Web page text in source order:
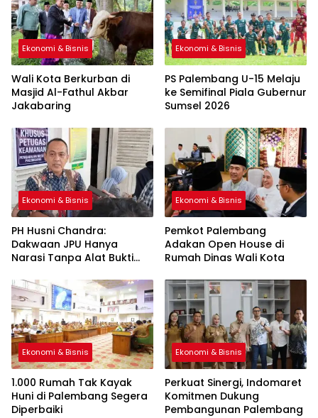
Ekonomi & Bisnis
Wali Kota Berkurban di
Masjid Al-Fathul Akbar
Jakabaring
Ekonomi & Bisnis
PS Palembang U-15 Melaju
ke Semifinal Piala Gubernur
Sumsel 2026
Ekonomi & Bisnis
PH Husni Chandra:
Dakwaan JPU Hanya
Narasi Tanpa Alat Bukti
Ekonomi & Bisnis
Pemkot Palembang
Adakan Open House di
Rumah Dinas Wali Kota
Ekonomi & Bisnis
1.000 Rumah Tak Kayak
Huni di Palembang Segera
Diperbaiki
Ekonomi & Bisnis
Perkuat Sinergi, Indomaret
Komitmen Dukung
Pembangunan Palembang